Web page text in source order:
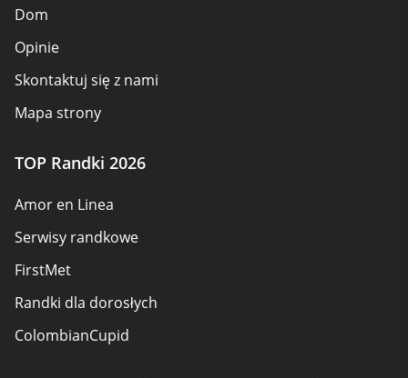
Dom
Opinie
Skontaktuj się z nami
Mapa strony
TOP Randki 2026
Amor en Linea
Serwisy randkowe
FirstMet
Randki dla dorosłych
ColombianCupid